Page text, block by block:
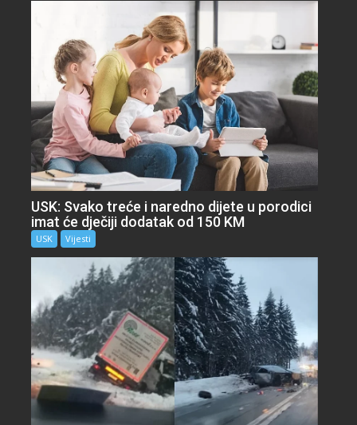
USK: Svako treće i naredno dijete u porodici
imat će dječiji dodatak od 150 KM
USK Vijesti